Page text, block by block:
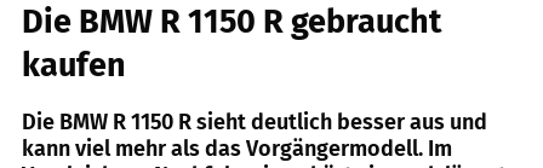
Die BMW R 1150 R gebraucht
kaufen
Die BMW R 1150 R sieht deutlich besser aus und
kann viel mehr als das Vorgängermodell. Im